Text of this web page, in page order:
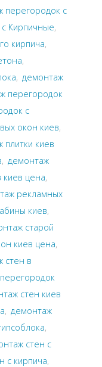
перегородок с
Кирпичные,
кирпича,
,
, демонтаж
перегородок
с
окон киев,
плитки киев
, демонтаж
киев цена,
рекламных
киев,
старой
киев цена,
стен в
стен киев
, демонтаж
,
стен с
с кирпича,